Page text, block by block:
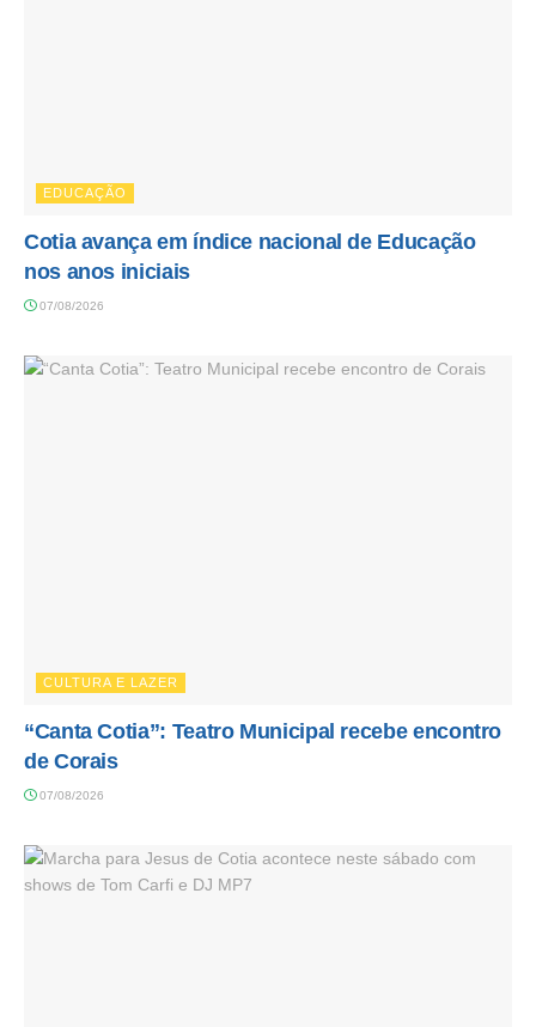
EDUCAÇÃO
Cotia avança em índice nacional de Educação
nos anos iniciais
07/08/2026
CULTURA E LAZER
“Canta Cotia”: Teatro Municipal recebe encontro
de Corais
07/08/2026